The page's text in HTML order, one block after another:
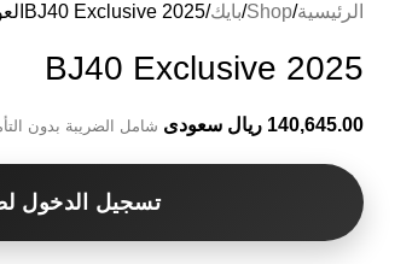
الرئيسية Shop بايك BJ40 Exclusive 2025
BJ40 Exclusive 2025
140,645.00 ريال سعودى شامل الضريبة بدون
تسجيل الدخول